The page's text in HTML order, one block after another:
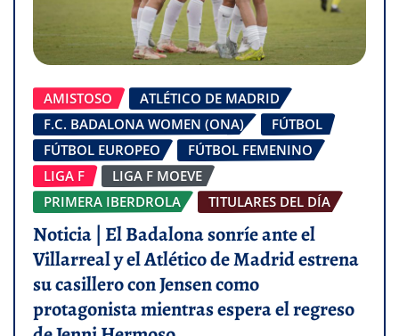
AMISTOSO
ATLÉTICO DE MADRID
F.C. BADALONA WOMEN (ONA)
FÚTBOL
FÚTBOL EUROPEO
FÚTBOL FEMENINO
LIGA F
LIGA F MOEVE
PRIMERA IBERDROLA
TITULARES DEL DÍA
Noticia | El Badalona sonríe ante el
Villarreal y el Atlético de Madrid estrena
su casillero con Jensen como
protagonista mientras espera el regreso